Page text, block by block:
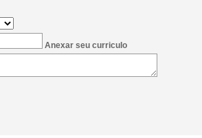
Anexar seu curriculo